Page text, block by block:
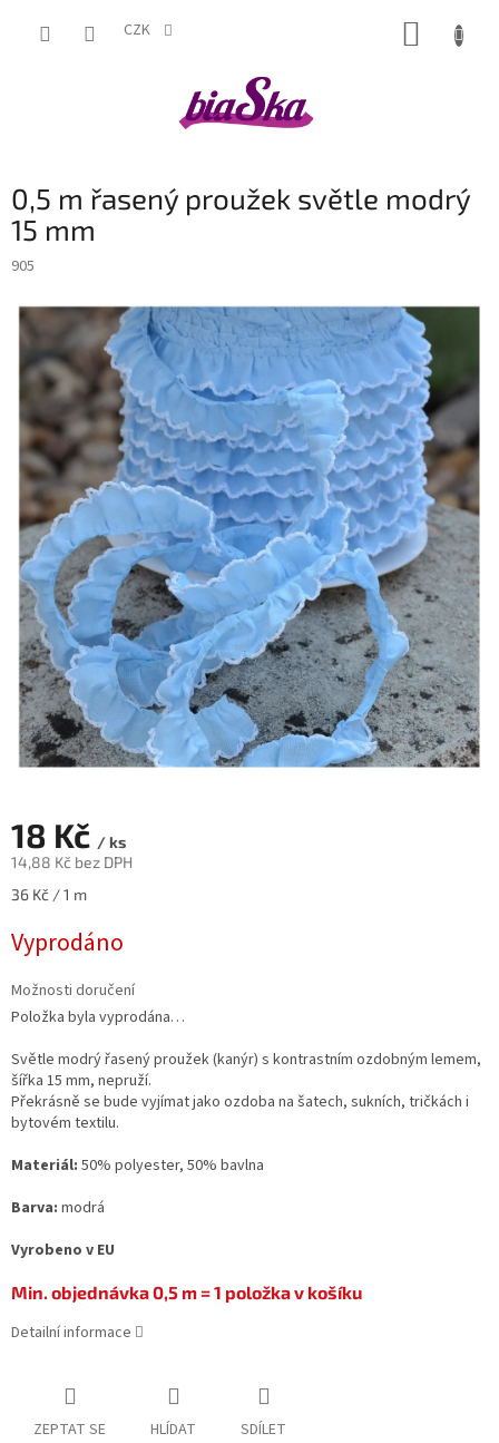
CZK
0,5 m řasený proužek světle modrý
15 mm
905
18 Kč / ks
14,88 Kč bez DPH
Měrná
36 Kč / 1 m
Vyprodáno
Možnosti doručení
Položka byla vyprodána…
Světle modrý řasený proužek (kanýr) s kontrastním ozdobným lemem,
šířka 15 mm, nepruží.
Překrásně se bude vyjímat jako ozdoba na šatech, sukních, tričkách i
bytovém textilu.
Materiál: 50% polyester, 50% bavlna
Barva: modrá
Vyrobeno v EU
Min. objednávka 0,5 m = 1 položka v košíku
Detailní informace
ZEPTAT SE HLÍDAT SDÍLET